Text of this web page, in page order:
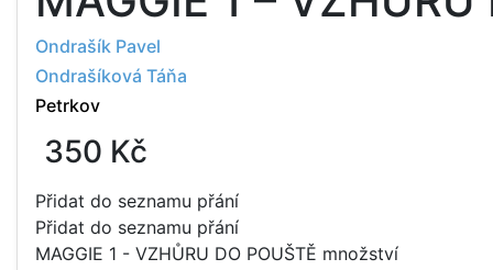
Ondrašík Pavel
Ondrašíková Táňa
Petrkov
350 Kč
Přidat do seznamu přání
Přidat do seznamu přání
MAGGIE 1 - VZHŮRU DO POUŠTĚ množství